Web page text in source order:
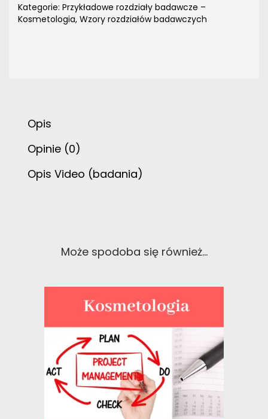
Kategorie: Przykładowe rozdziały badawcze –
Kosmetologia, Wzory rozdziałów badawczych
Opis
Opinie (0)
Opis Video (badania)
Może spodoba się również…